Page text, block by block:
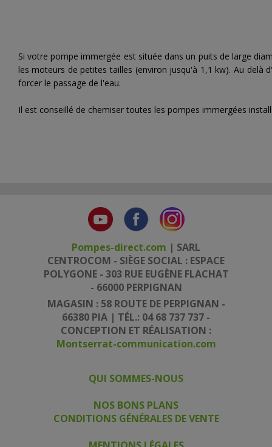
Si votre pompe immergée est située dans un puits de large
les moteurs de petites tailles (environ jusqu'à 1,1 kw). Au
forcer le passage de l'eau.
Il est conseillé de chemiser toutes les pompes immergées
Pompes-direct.com | SARL
CENTROCOM - SIÈGE SOCIAL : ESPACE
POLYGONE - 303 RUE EUGÈNE FLACHAT
- 66000 PERPIGNAN
MAGASIN : 58 ROUTE DE PERPIGNAN -
66380 PIA | TÉL.: 04 68 737 737 -
CONCEPTION ET RÉALISATION :
Montserrat-communication.com
QUI SOMMES-NOUS
NOS BONS PLANS
CONDITIONS GÉNÉRALES DE VENTE